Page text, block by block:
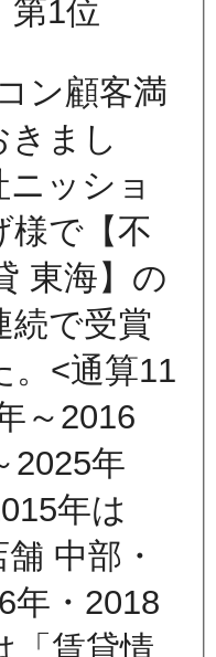
ン顧客満
きまし
ッショ
様で【不
東海】の
続で受賞
。<通算11
～2016
2025年
年は
舗 中部・
年・2018
「賃貸情